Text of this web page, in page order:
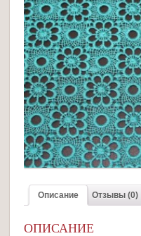
Описание Отзывы (0)
ОПИСАНИЕ